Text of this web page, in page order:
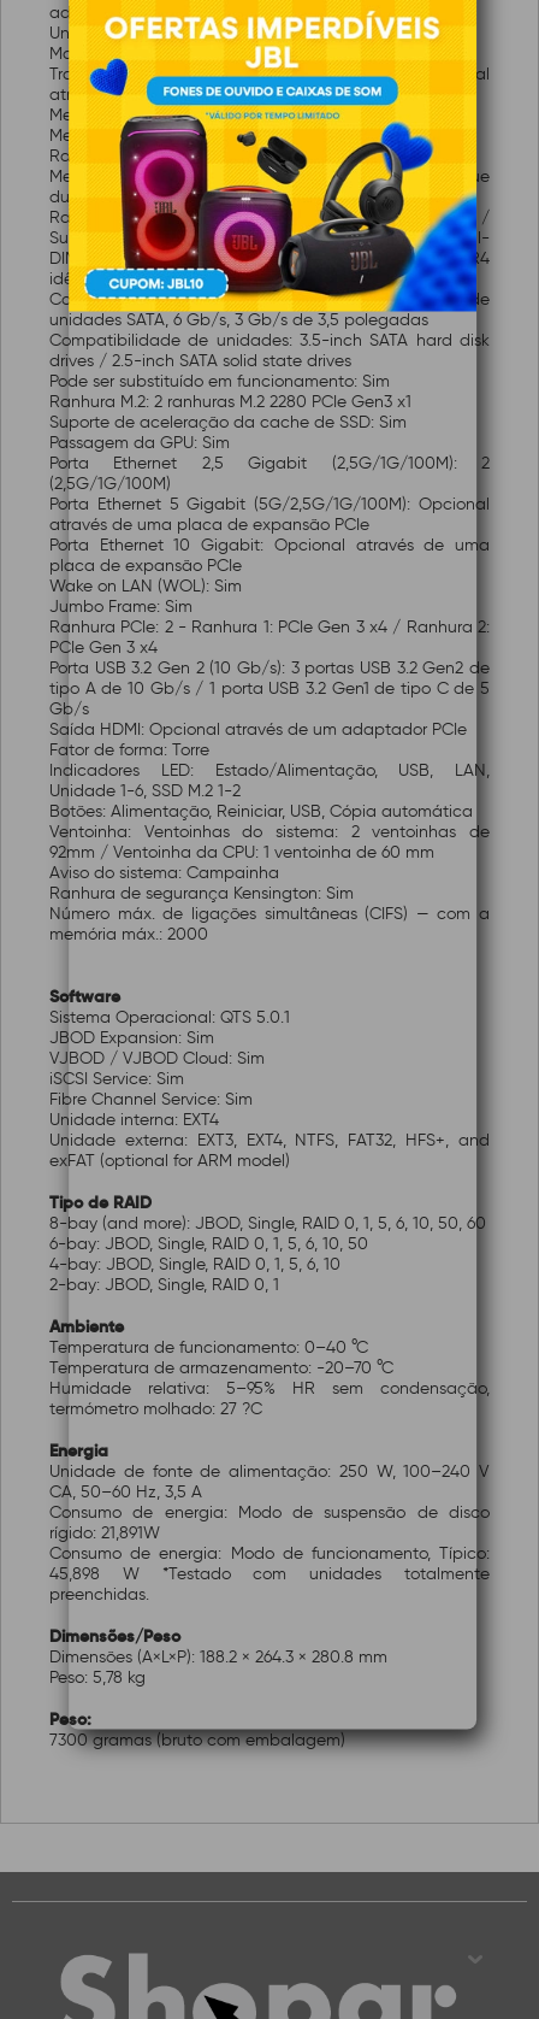
adaptador PCIe
Unidade de ponto flutuante: Sim
Motor de encriptação: Sim (AES-NI)
Transcodificação de aceleração de hardware: Opcional
através de um adaptador PCIe
Memória do sistema: SODIMM DDR4 de 8 GB (1 × 8 GB)
Memória máxima: 64 GB (2 × 32 GB)
Ranhura de memória: 2 módulos SODIMM DDR4
Memória Flash: 5 GB (Proteção de SO de arranque
duplo)
Ranhura de memória: 2 módulos SODIMM DDR4 /
Suportam memória ECC * Para configurações dual-
DIMM, deve utilizar um par de módulos de DDR4
idênticos.
Compartimentos de unidades: 6 compartimentos de
unidades SATA, 6 Gb/s, 3 Gb/s de 3,5 polegadas
Compatibilidade de unidades: 3.5-inch SATA hard disk
drives / 2.5-inch SATA solid state drives
Pode ser substituído em funcionamento: Sim
Ranhura M.2: 2 ranhuras M.2 2280 PCIe Gen3 x1
Suporte de aceleração da cache de SSD: Sim
Passagem da GPU: Sim
Porta Ethernet 2,5 Gigabit (2,5G/1G/100M): 2
(2,5G/1G/100M)
Porta Ethernet 5 Gigabit (5G/2,5G/1G/100M): Opcional
através de uma placa de expansão PCIe
Porta Ethernet 10 Gigabit: Opcional através de uma
placa de expansão PCIe
Wake on LAN (WOL): Sim
Jumbo Frame: Sim
Ranhura PCIe: 2 - Ranhura 1: PCIe Gen 3 x4 / Ranhura 2:
PCIe Gen 3 x4
Porta USB 3.2 Gen 2 (10 Gb/s): 3 portas USB 3.2 Gen2 de
tipo A de 10 Gb/s / 1 porta USB 3.2 Gen1 de tipo C de 5
Gb/s
Saída HDMI: Opcional através de um adaptador PCIe
Fator de forma: Torre
Indicadores LED: Estado/Alimentação, USB, LAN,
Unidade 1-6, SSD M.2 1-2
Botões: Alimentação, Reiniciar, USB, Cópia automática
Ventoinha: Ventoinhas do sistema: 2 ventoinhas de
92mm / Ventoinha da CPU: 1 ventoinha de 60 mm
Aviso do sistema: Campainha
Ranhura de segurança Kensington: Sim
Número máx. de ligações simultâneas (CIFS) — com a
memória máx.: 2000
Software
Sistema Operacional: QTS 5.0.1
JBOD Expansion: Sim
VJBOD / VJBOD Cloud: Sim
iSCSI Service: Sim
Fibre Channel Service: Sim
Unidade interna: EXT4
Unidade externa: EXT3, EXT4, NTFS, FAT32, HFS+, and
exFAT (optional for ARM model)
Tipo de RAID
8-bay (and more): JBOD, Single, RAID 0, 1, 5, 6, 10, 50, 60
6-bay: JBOD, Single, RAID 0, 1, 5, 6, 10, 50
4-bay: JBOD, Single, RAID 0, 1, 5, 6, 10
2-bay: JBOD, Single, RAID 0, 1
Ambiente
Temperatura de funcionamento: 0–40 °C
Temperatura de armazenamento: -20–70 °C
Humidade relativa: 5–95% HR sem condensação,
termómetro molhado: 27 ?C
Energia
Unidade de fonte de alimentação: 250 W, 100–240 V
CA, 50–60 Hz, 3,5 A
Consumo de energia: Modo de suspensão de disco
rígido: 21,891W
Consumo de energia: Modo de funcionamento, Típico:
45,898 W *Testado com unidades totalmente
preenchidas.
Dimensões/Peso
Dimensões (A×L×P): 188.2 × 264.3 × 280.8 mm
Peso: 5,78 kg
Peso:
7300 gramas (bruto com embalagem)